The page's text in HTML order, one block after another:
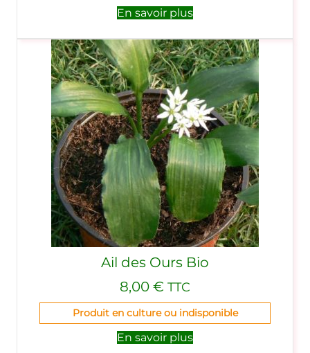
En savoir plus
Ail des Ours Bio
8,00 € TTC
Produit en culture ou indisponible
En savoir plus